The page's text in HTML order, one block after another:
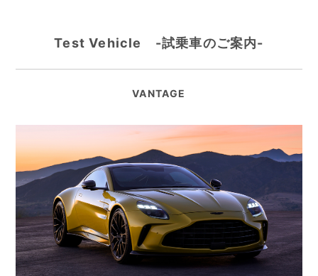
Test Vehicle -試乗車のご案内-
VANTAGE